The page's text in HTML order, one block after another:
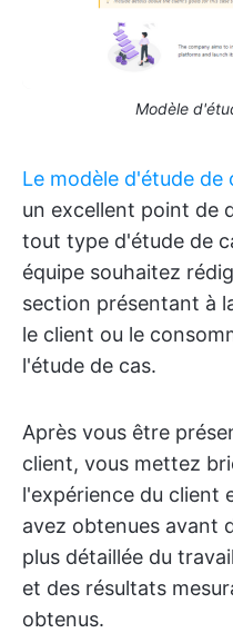
Modèle
Le modèle d'étude de
un excellent point de
tout type d'étude de
équipe souhaitez
section présentant à
le client ou le
l'étude de cas.
Après vous être
client, vous mettez
l'expérience du client
avez obtenues avant
plus détaillée du
et des résultats
obtenus.